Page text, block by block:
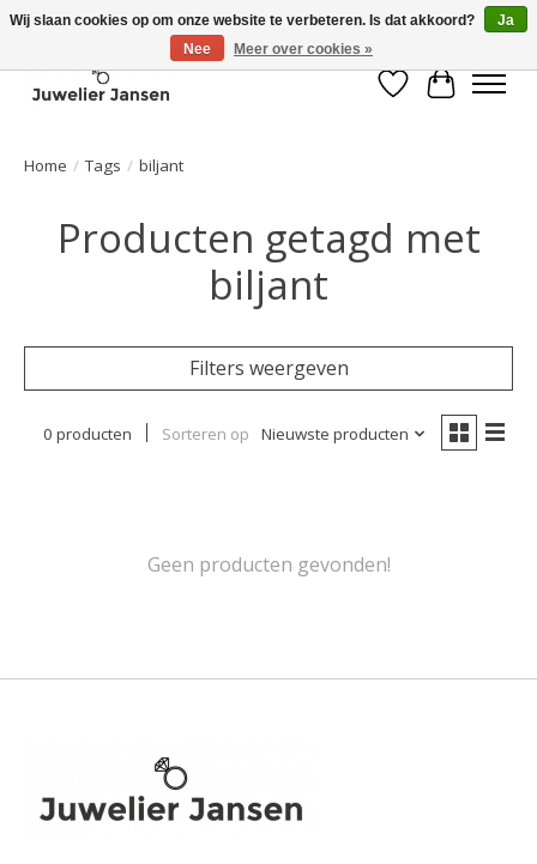
Verlanglijst
Home / Tags / biljant
Producten getagd met
biljant
Filters weergeven
0 producten Sorteren op Nieuwste producten
Geen producten gevonden!
Wij slaan cookies op om onze website te verbeteren. Is dat akkoord?
Ja
Nee
Meer over cookies »